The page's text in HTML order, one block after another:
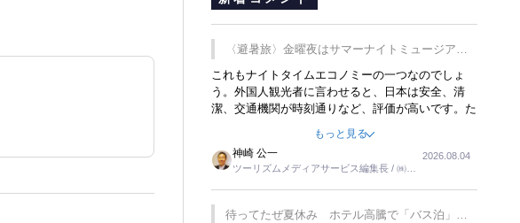
〈避暑旅〉金曜夜はサマーナイトミュージア
ム、都立6施設で
これもナイトタイムエコノミーの一つなのでしょ
う。外国人観光者に言わせると、日本は安全、清
潔、交通機関が時刻通りなど、評価が高いです。た
す。そのような意味で、金曜夜にこのようなイベン
トが行われれば、日本人に限らず外国人にとっても
楽しみが増えるでしょうね。
もっと見る
神崎 公一
ツーリズムメディアサービス編集長 / ㈱ツ
2026.08.04
待ってたぜ夏休み ホテル高騰で「バス泊」人